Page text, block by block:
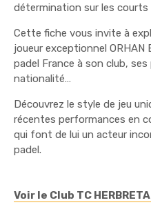
détermination sur les courts
Cette fiche vous invite à
joueur exceptionnel ORHAN
padel France à son club,
nationalité…
Découvrez le style de jeu
récentes performances en
qui font de lui un acteur
padel.
Voir le Club TC